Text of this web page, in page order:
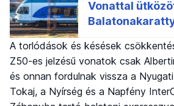
A torlódások és késések
Z50-es jelzésű vonatok csak
és onnan fordulnak vissza a
Tokaj, a Nyírség és a Napfény